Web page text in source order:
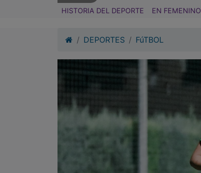
HISTORIA DEL DEPORTE
EN FEMENINO
DEPORTES FúTBOL